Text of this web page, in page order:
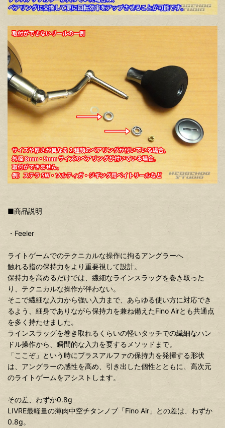
■商品説明
・Feeler
ライトゲームでのテクニカルな操作に拘るアングラーへ
触れる指の保持力をより重要視して設計。
保持力を高めるだけでは、繊細なラインスラッグを巻き取った
り、テクニカルな操作が伴わない。
そこで繊細な入力から強い入力まで、あらゆる使い方に対応でき
るよう、細身でありながら保持力を兼ね備えたFino Airとも共通点
を多く持たせました。
ラインスラッグを巻き取れるくらいの軽いタッチでの繊細なハン
ドル操作から、瞬間的な入力を要するメソッドまで。
「ここぞ」という時にプラスアルファの保持力を発揮する形状
は、アングラーの感性を高め、引き出した個性とともに、高次元
のライトゲームをアシストします。
その差、わずか0.8g
LIVRE最軽量の薄肉中空チタンノブ「Fino Air」との差は、わずか
0.8g。